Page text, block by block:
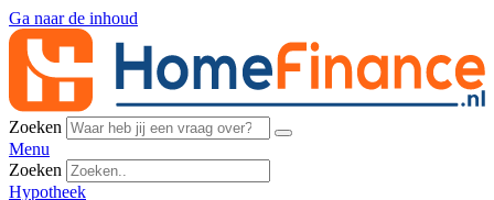
Ga naar de inhoud
Zoeken
Menu
Zoeken
Hypotheek